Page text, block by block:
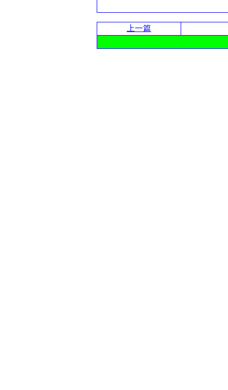
上一篇